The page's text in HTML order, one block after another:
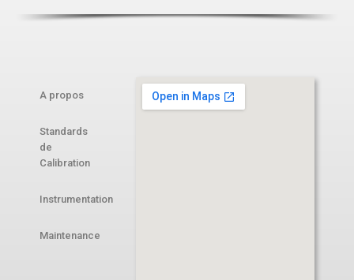
A propos
Standards
de
Calibration
Instrumentation
Maintenance